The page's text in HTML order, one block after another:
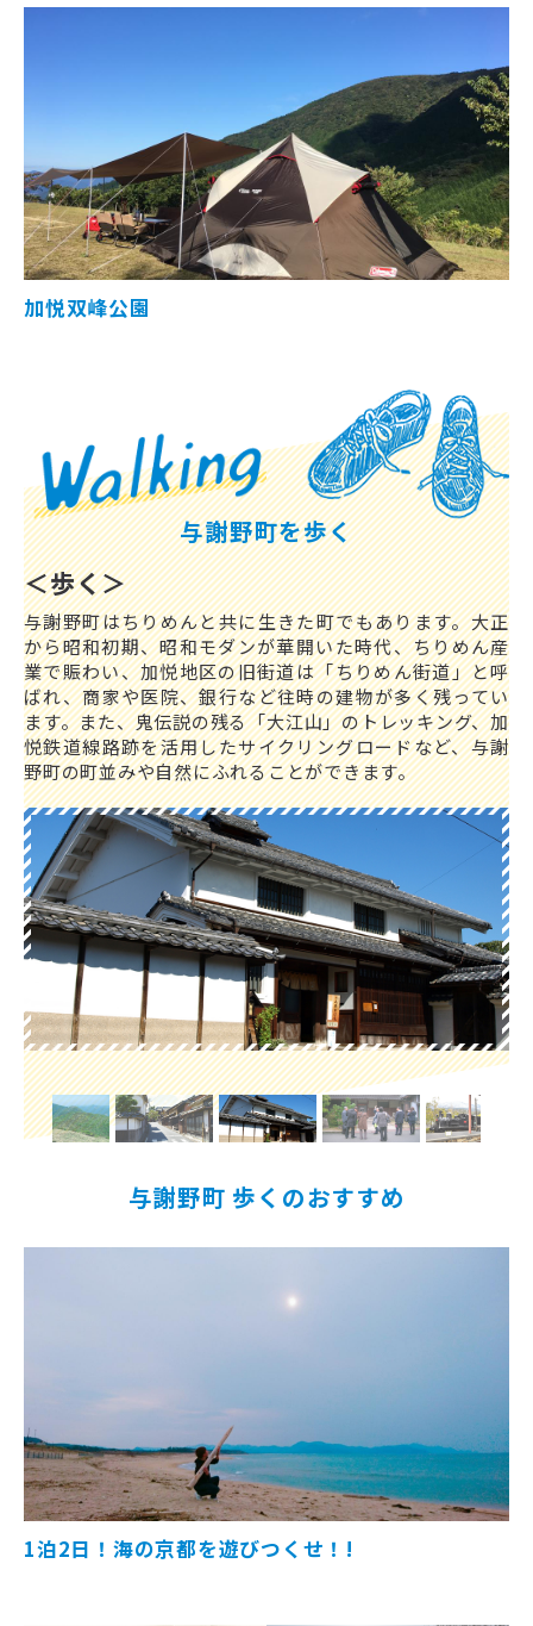
加悦双峰公園
与謝野町を歩く
＜歩く＞
与謝野町はちりめんと共に生きた町でもあります。大正
から昭和初期、昭和モダンが華開いた時代、ちりめん産
業で賑わい、加悦地区の旧街道は「ちりめん街道」と呼
ばれ、商家や医院、銀行など往時の建物が多く残ってい
ます。また、鬼伝説の残る「大江山」のトレッキング、加
悦鉄道線路跡を活用したサイクリングロードなど、与謝
野町の町並みや自然にふれることができます。
与謝野町 歩くのおすすめ
1泊2日！海の京都を遊びつくせ！!